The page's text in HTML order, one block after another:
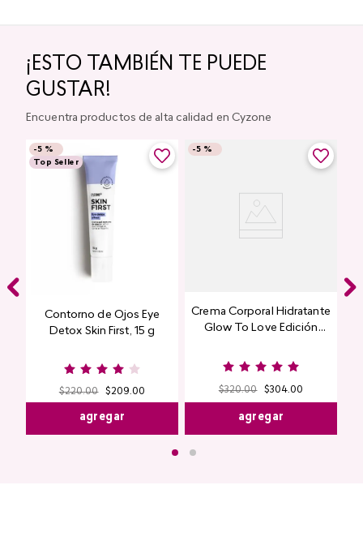
¡ESTO TAMBIÉN TE PUEDE
GUSTAR!
Encuentra productos de alta calidad en Cyzone
-5 %
Top Seller
Contorno de Ojos Eye
Detox Skin First, 15 g
$220.00 $209.00
agregar
-5 %
Crema Corporal Hidratante
Glow To Love Edición
$320.00 $304.00
agregar